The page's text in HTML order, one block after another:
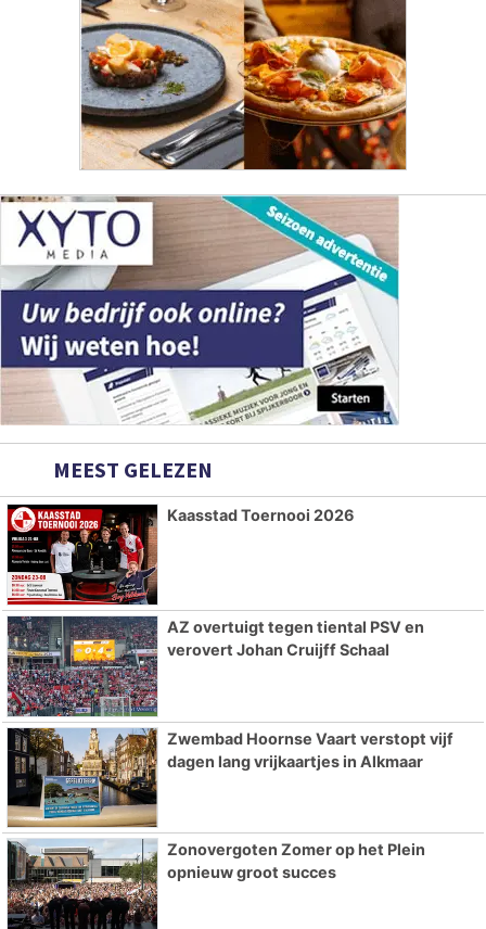
MEEST GELEZEN
Kaasstad Toernooi 2026
AZ overtuigt tegen tiental PSV en
verovert Johan Cruijff Schaal
Zwembad Hoornse Vaart verstopt vijf
dagen lang vrijkaartjes in Alkmaar
Zonovergoten Zomer op het Plein
opnieuw groot succes